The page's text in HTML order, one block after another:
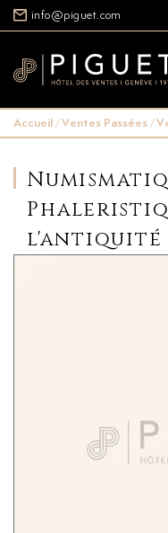
info@piguet.com
Accueil/Ventes Passées/
l'antiquité